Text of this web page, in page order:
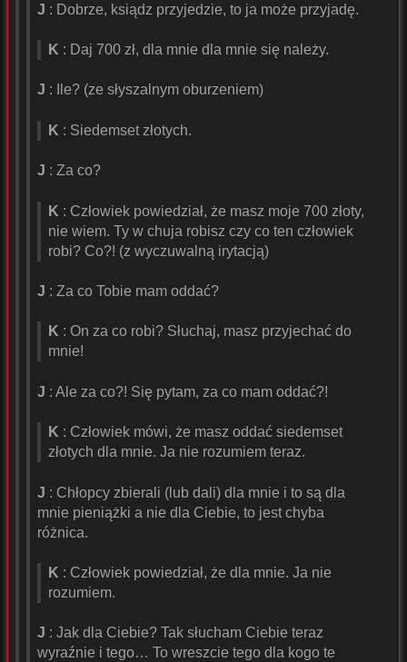
J : Dobrze, ksiądz przyjedzie, to ja może przyjadę.
K : Daj 700 zł, dla mnie dla mnie się należy.
J : Ile? (ze słyszalnym oburzeniem)
K : Siedemset złotych.
J : Za co?
K : Człowiek powiedział, że masz moje 700 złoty,
nie wiem. Ty w chuja robisz czy co ten człowiek
robi? Co?! (z wyczuwalną irytacją)
J : Za co Tobie mam oddać?
K : On za co robi? Słuchaj, masz przyjechać do
mnie!
J : Ale za co?! Się pytam, za co mam oddać?!
K : Człowiek mówi, że masz oddać siedemset
złotych dla mnie. Ja nie rozumiem teraz.
J : Chłopcy zbierali (lub dali) dla mnie i to są dla
mnie pieniążki a nie dla Ciebie, to jest chyba
różnica.
K : Człowiek powiedział, że dla mnie. Ja nie
rozumiem.
J : Jak dla Ciebie? Tak słucham Ciebie teraz
wyraźnie i tego… To wreszcie tego dla kogo te